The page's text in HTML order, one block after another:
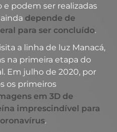
e podem ser realizadas
depende de
para ser concluído.
a linha de luz Manacá,
na primeira etapa do
Em julho de 2020, por
os primeiros
em 3D de
imprescindível para
.